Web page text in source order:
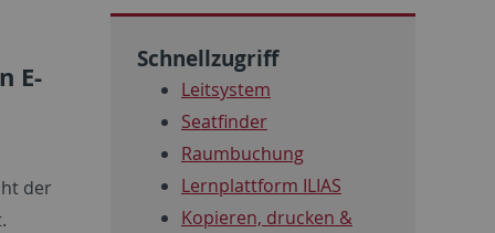
E-
der
Schnellzugriff
Leitsystem
Seatfinder
Raumbuchung
Lernplattform ILIAS
Kopieren, drucken &